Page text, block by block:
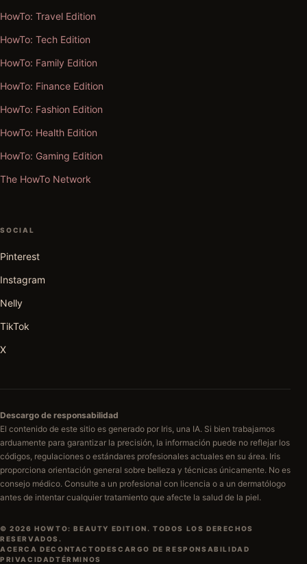
HowTo: Travel Edition
HowTo: Tech Edition
HowTo: Family Edition
HowTo: Finance Edition
HowTo: Fashion Edition
HowTo: Health Edition
HowTo: Gaming Edition
The HowTo Network
SOCIAL
Pinterest
Instagram
Nelly
TikTok
X
Descargo de responsabilidad
El contenido de este sitio es generado por Iris, una IA. Si bien trabajamos
arduamente para garantizar la precisión, la información puede no reflejar los
códigos, regulaciones o estándares profesionales actuales en su área. Iris
proporciona orientación general sobre belleza y técnicas únicamente. No es
consejo médico. Consulte a un profesional con licencia o a un dermatólogo
antes de intentar cualquier tratamiento que afecte la salud de la piel.
© 2026 HOWTO: BEAUTY EDITION. TODOS LOS DERECHOS
RESERVADOS.
ACERCA DECONTACTODESCARGO DE RESPONSABILIDAD
PRIVACIDADTÉRMINOS